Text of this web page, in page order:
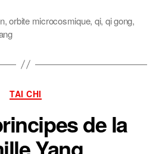
,orbite microcosmique, qi, qi gong,
Catégories
TAI CHI
de la